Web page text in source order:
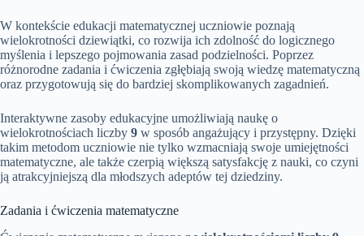
W kontekście edukacji matematycznej uczniowie poznają
wielokrotności dziewiątki, co rozwija ich zdolność do logicznego
myślenia i lepszego pojmowania zasad podzielności. Poprzez
różnorodne zadania i ćwiczenia zgłębiają swoją wiedzę matematyczną
oraz przygotowują się do bardziej skomplikowanych zagadnień.
Interaktywne zasoby edukacyjne umożliwiają naukę o
wielokrotnościach liczby 9 w sposób angażujący i przystępny. Dzięki
takim metodom uczniowie nie tylko wzmacniają swoje umiejętności
matematyczne, ale także czerpią większą satysfakcję z nauki, co czyni
ją atrakcyjniejszą dla młodszych adeptów tej dziedziny.
Zadania i ćwiczenia matematyczne